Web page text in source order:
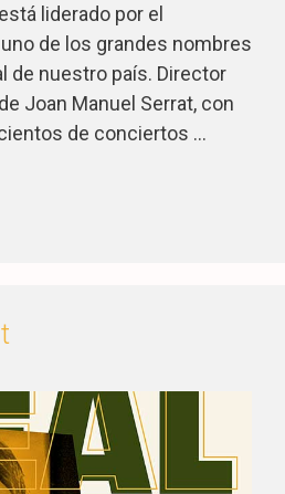
liderado por el
de los grandes nombres
de nuestro país. Director
Joan Manuel Serrat, con
de conciertos …